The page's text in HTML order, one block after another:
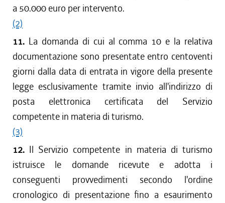
a 50.000 euro per intervento.
(2)
11. La domanda di cui al comma 10 e la relativa
documentazione sono presentate entro centoventi
giorni dalla data di entrata in vigore della presente
legge esclusivamente tramite invio all'indirizzo di
posta elettronica certificata del Servizio
competente in materia di turismo.
(3)
12. Il Servizio competente in materia di turismo
istruisce le domande ricevute e adotta i
conseguenti provvedimenti secondo l'ordine
cronologico di presentazione fino a esaurimento